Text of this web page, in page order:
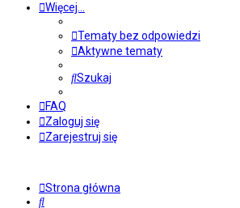
Więcej…
Tematy bez odpowiedzi
Aktywne tematy
Szukaj
FAQ
Zaloguj się
Zarejestruj się
Strona główna
Szukaj